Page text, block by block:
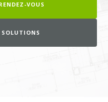
VOUS
SOLUTIONS